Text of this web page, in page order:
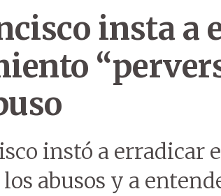
insta a
instó a erradicar
los abusos y a